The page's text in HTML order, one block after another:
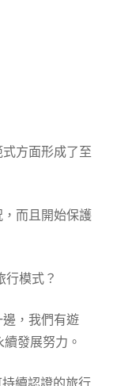
方面形成了至
而且開始保護
模式？
，我們有遊
發展努力。